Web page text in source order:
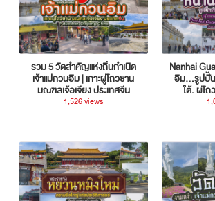
รวม 5 วัดสำคัญแห่งถิ่นกำเนิด
เจ้าแม่กวนอิม | เกาะผู่โถวซาน
มณฑลเจ้อเจียง ประเทศจีน
1,526 views
Nanhai
อิม...รูปปั้น
ใต้, ผู่โถ